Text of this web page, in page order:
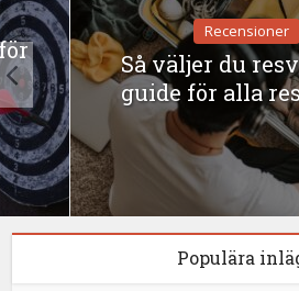
Recensioner
Så väljer du
guide för alla
Populära